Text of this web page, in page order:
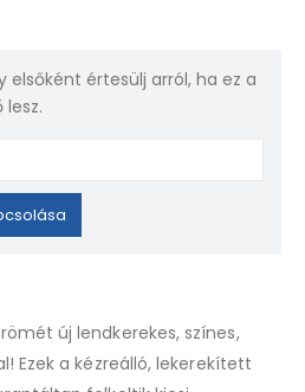
értesülj arról, ha ez a
új lendkerekes, színes,
Ezek a kézreálló, lekerekített